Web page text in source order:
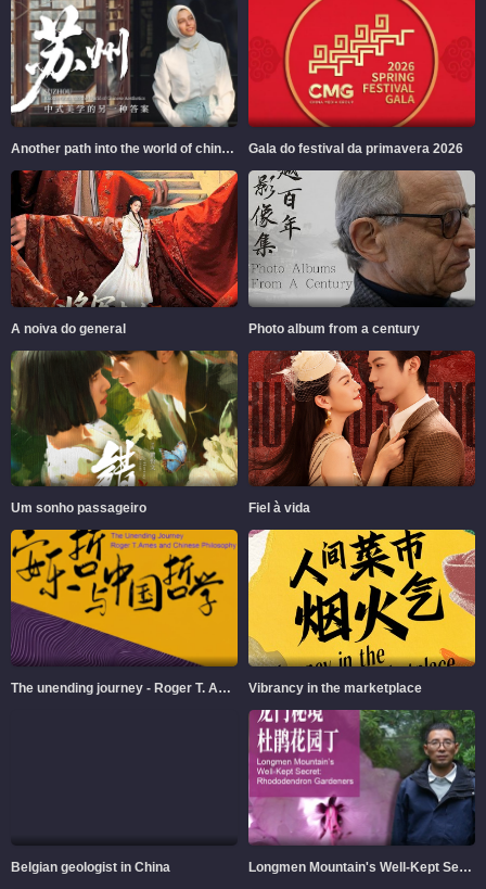
Another path into the world of chinese aesthetics Gala do festival da primavera 2026
A noiva do general Photo album from a century
Um sonho passageiro Fiel à vida
The unending journey - Roger T. Ames and Chinese Philosophy Vibrancy in the marketplace
Belgian geologist in China Longmen Mountain's Well-Kept Secret